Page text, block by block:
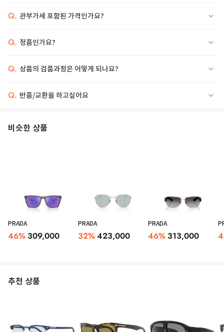
Q. 관부가세 포함된 가격인가요?
Q. 정품인가요?
Q. 상품의 검품과정은 어떻게 되나요?
Q. 반품/교환을 하고싶어요
비슷한 상품
PRADA
46% 309,000
PRADA
32%423,000
PRADA
46% 313,000
추천 상품